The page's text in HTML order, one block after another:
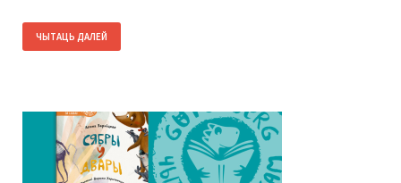
ЧЫТАЦЬ ДАЛЕЙ